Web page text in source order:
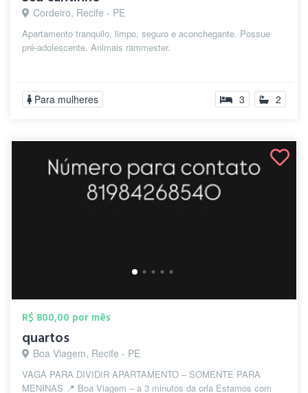
Cordeiro, Recife - PE
Apartamento tranquilo, limpo, seguro e aconchegante. Possue
pré-adolescente. Animais rammester.
Para mulheres 3 2
R$ 800,00 por mês
quartos
Boa Viagem, Recife - PE
VAGA PARA DIVIDIR APARTAMENTO – SOMENTE PARA
MENINAS 📍 Boa Viagem – a 3 minutos da orla Estamos com